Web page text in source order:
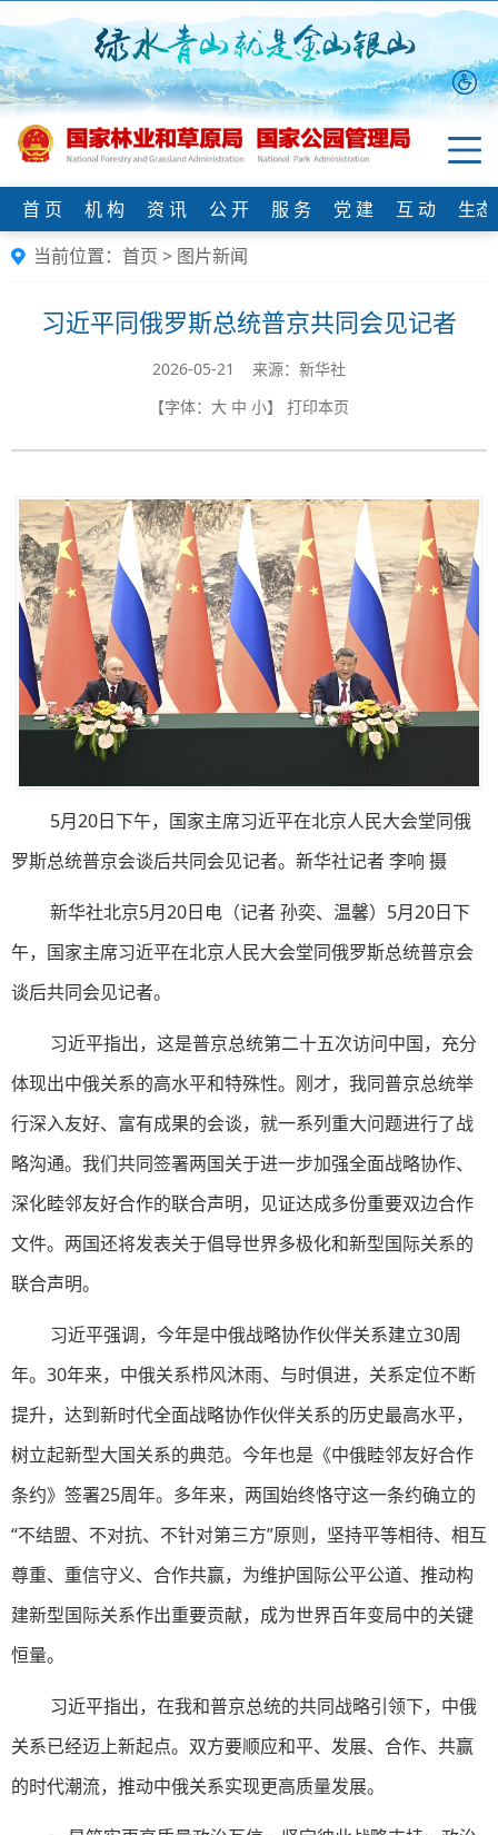
首 页 机 构 资 讯 公 开 服 务 党 建 互 动
生
当前位置： 首页 > 图片新闻
习近平同俄罗斯总统普京共同会见记者
2026-05-21 来源：新华社
【字体： 大 中 小】 打印本页
5月20日下午，国家主席习近平在北京人民大会堂同俄
罗斯总统普京会谈后共同会见记者。新华社记者 李响 摄
新华社北京5月20日电（记者 孙奕、温馨）5月20日下
午，国家主席习近平在北京人民大会堂同俄罗斯总统普京会
谈后共同会见记者。
习近平指出，这是普京总统第二十五次访问中国，充分
体现出中俄关系的高水平和特殊性。刚才，我同普京总统举
行深入友好、富有成果的会谈，就一系列重大问题进行了战
略沟通。我们共同签署两国关于进一步加强全面战略协作、
深化睦邻友好合作的联合声明，见证达成多份重要双边合作
文件。两国还将发表关于倡导世界多极化和新型国际关系的
联合声明。
习近平强调，今年是中俄战略协作伙伴关系建立30周
年。30年来，中俄关系栉风沐雨、与时俱进，关系定位不断
提升，达到新时代全面战略协作伙伴关系的历史最高水平，
树立起新型大国关系的典范。今年也是《中俄睦邻友好合作
条约》签署25周年。多年来，两国始终恪守这一条约确立的
“不结盟、不对抗、不针对第三方”原则，坚持平等相待、相互
尊重、重信守义、合作共赢，为维护国际公平公道、推动构
建新型国际关系作出重要贡献，成为世界百年变局中的关键
恒量。
习近平指出，在我和普京总统的共同战略引领下，中俄
关系已经迈上新起点。双方要顺应和平、发展、合作、共赢
的时代潮流，推动中俄关系实现更高质量发展。